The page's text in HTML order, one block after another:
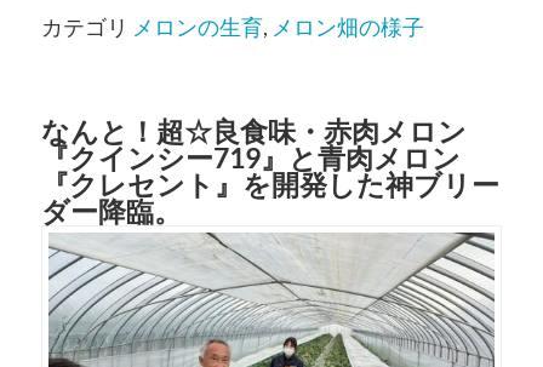
カテゴリ メロンの生育, メロン畑の様子
なんと！超☆良食味・赤肉メロン
『クインシー719』と青肉メロン
『クレセント』を開発した神ブリー
ダー降臨。